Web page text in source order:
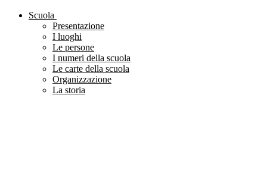
Scuola
Presentazione
I luoghi
Le persone
I numeri della scuola
Le carte della scuola
Organizzazione
La storia